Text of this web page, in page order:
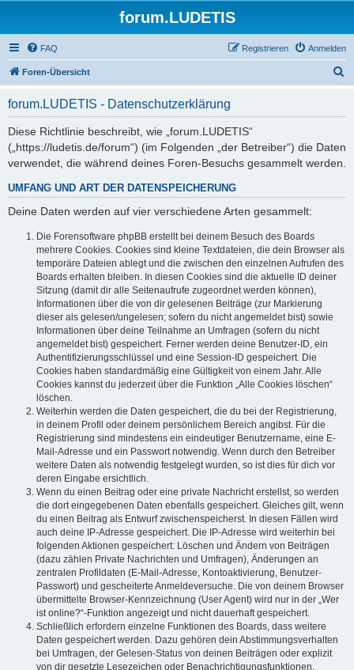
forum.LUDETIS
FAQ Anmelden
Registrieren
Foren-Übersicht
forum.LUDETIS - Datenschutzerklärung
Diese Richtlinie beschreibt, wie „forum.LUDETIS“
(„https://ludetis.de/forum“) (im Folgenden „der Betreiber“) die Daten
verwendet, die während deines Foren-Besuchs gesammelt werden.
UMFANG UND ART DER DATENSPEICHERUNG
Deine Daten werden auf vier verschiedene Arten gesammelt:
Die Forensoftware phpBB erstellt bei deinem Besuch des Boards
mehrere Cookies. Cookies sind kleine Textdateien, die dein Browser als
temporäre Dateien ablegt und die zwischen den einzelnen Aufrufen des
Boards erhalten bleiben. In diesen Cookies sind die aktuelle ID deiner
Sitzung (damit dir alle Seitenaufrufe zugeordnet werden können),
Informationen über die von dir gelesenen Beiträge (zur Markierung
dieser als gelesen/ungelesen; sofern du nicht angemeldet bist) sowie
Informationen über deine Teilnahme an Umfragen (sofern du nicht
angemeldet bist) gespeichert. Ferner werden deine Benutzer-ID, ein
Authentifizierungsschlüssel und eine Session-ID gespeichert. Die
Cookies haben standardmäßig eine Gültigkeit von einem Jahr. Alle
Cookies kannst du jederzeit über die Funktion „Alle Cookies löschen“
löschen.
Weiterhin werden die Daten gespeichert, die du bei der Registrierung,
in deinem Profil oder deinem persönlichem Bereich angibst. Für die
Registrierung sind mindestens ein eindeutiger Benutzername, eine E-
Mail-Adresse und ein Passwort notwendig. Wenn durch den Betreiber
weitere Daten als notwendig festgelegt wurden, so ist dies für dich vor
deren Eingabe ersichtlich.
Wenn du einen Beitrag oder eine private Nachricht erstellst, so werden
die dort eingegebenen Daten ebenfalls gespeichert. Gleiches gilt, wenn
du einen Beitrag als Entwurf zwischenspeicherst. In diesen Fällen wird
auch deine IP-Adresse gespeichert. Die IP-Adresse wird weiterhin bei
folgenden Aktionen gespeichert: Löschen und Ändern von Beiträgen
(dazu zählen Private Nachrichten und Umfragen), Änderungen an
zentralen Profildaten (E-Mail-Adresse, Kontoaktivierung, Benutzer-
Passwort) und gescheiterte Anmeldeversuche. Die von deinem Browser
übermittelte Browser-Kennzeichnung (User Agent) wird nur in der „Wer
ist online?“-Funktion angezeigt und nicht dauerhaft gespeichert.
Schließlich erfordern einzelne Funktionen des Boards, dass weitere
Daten gespeichert werden. Dazu gehören dein Abstimmungsverhalten
bei Umfragen, der Gelesen-Status von deinen Beiträgen oder explizit
von dir gesetzte Lesezeichen oder Benachrichtigungsfunktionen.